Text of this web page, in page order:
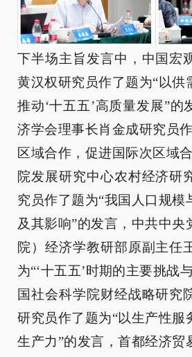
下半场主旨发言中，中国宏
黄汉权研究员作了题为“以供
推动‘十五五’高质量发展”的
济学会理事长肖金成研究员
区域合作，促进国际次区域
院发展研究中心农村经济研
究员作了题为“我国人口规模
及其影响”的发言，中共中央
院）经济学教研部原副主任
为“‘十五五’时期的主要挑战
国社会科学院财经战略研究
研究员作了题为“以生产性服
生产力”的发言，首都经济贸